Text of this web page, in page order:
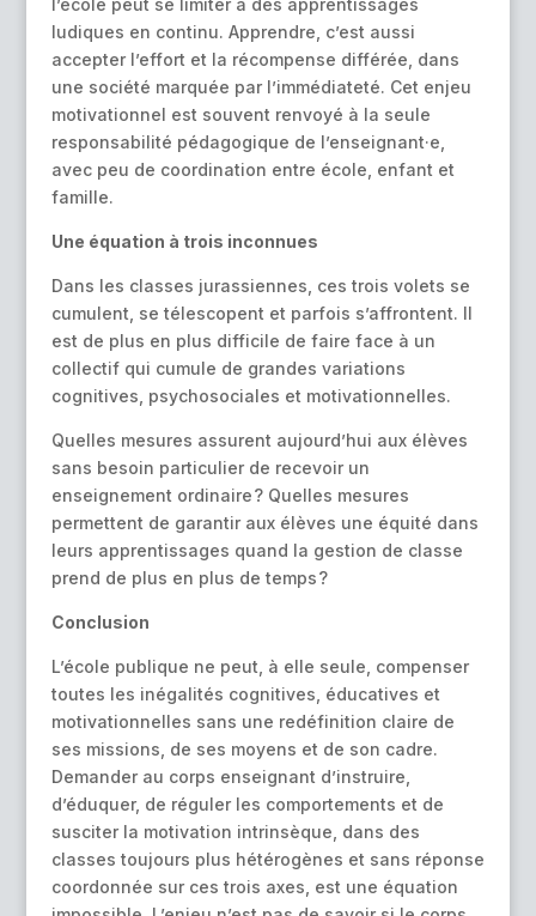
ludiques en continu. Apprendre, c’est aussi
accepter l’effort et la récompense différée, dans
une société marquée par l’immédiateté. Cet enjeu
motivationnel est souvent renvoyé à la seule
responsabilité pédagogique de l’enseignant·e,
avec peu de coordination entre école, enfant et
famille.
Une équation à trois inconnues
Dans les classes jurassiennes, ces trois volets se
cumulent, se télescopent et parfois s’affrontent. Il
est de plus en plus difficile de faire face à un
collectif qui cumule de grandes variations
cognitives, psychosociales et motivationnelles.
Quelles mesures assurent aujourd’hui aux élèves
sans besoin particulier de recevoir un
enseignement ordinaire ? Quelles mesures
permettent de garantir aux élèves une équité dans
leurs apprentissages quand la gestion de classe
prend de plus en plus de temps ?
Conclusion
L’école publique ne peut, à elle seule, compenser
toutes les inégalités cognitives, éducatives et
motivationnelles sans une redéfinition claire de
ses missions, de ses moyens et de son cadre.
Demander au corps enseignant d’instruire,
d’éduquer, de réguler les comportements et de
susciter la motivation intrinsèque, dans des
classes toujours plus hétérogènes et sans réponse
coordonnée sur ces trois axes, est une équation